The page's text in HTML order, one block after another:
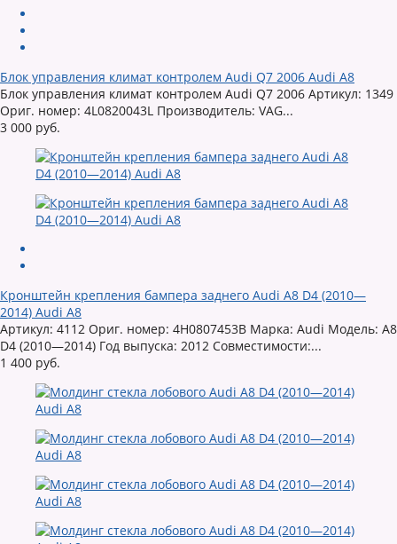
Блок управления климат контролем Audi Q7 2006 Audi A8
Блок управления климат контролем Audi Q7 2006 Артикул: 1349
Ориг. номер: 4L0820043L Производитель: VAG...
3 000 руб.
Кронштейн крепления бампера заднего Audi A8 D4 (2010—
2014) Audi A8
Артикул: 4112 Ориг. номер: 4H0807453B Марка: Audi Модель: A8
D4 (2010—2014) Год выпуска: 2012 Совместимости:...
1 400 руб.